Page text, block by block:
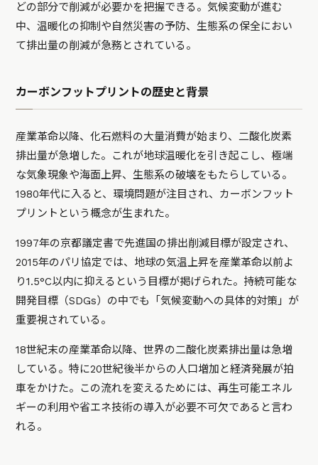
どの部分で削減が必要かを把握できる。気候変動が進む
中、温暖化の抑制や自然災害の予防、生態系の保全におい
て排出量の削減が急務とされている。
カーボンフットプリントの歴史と背景
産業革命以降、化石燃料の大量消費が始まり、二酸化炭素
排出量が急増した。これが地球温暖化を引き起こし、極端
な気象現象や海面上昇、生態系の破壊をもたらしている。
1980年代に入ると、環境問題が注目され、カーボンフット
プリントという概念が生まれた。
1997年の京都議定書で先進国の排出削減目標が設定され、
2015年のパリ協定では、地球の気温上昇を産業革命以前よ
り1.5°C以内に抑えるという目標が掲げられた。持続可能な
開発目標（SDGs）の中でも「気候変動への具体的対策」が
重要視されている。
18世紀末の産業革命以降、世界の二酸化炭素排出量は急増
している。特に20世紀後半からの人口増加と経済発展が拍
車をかけた。この流れを変えるためには、再生可能エネル
ギーの利用や省エネ技術の導入が必要不可欠であると言わ
れる。